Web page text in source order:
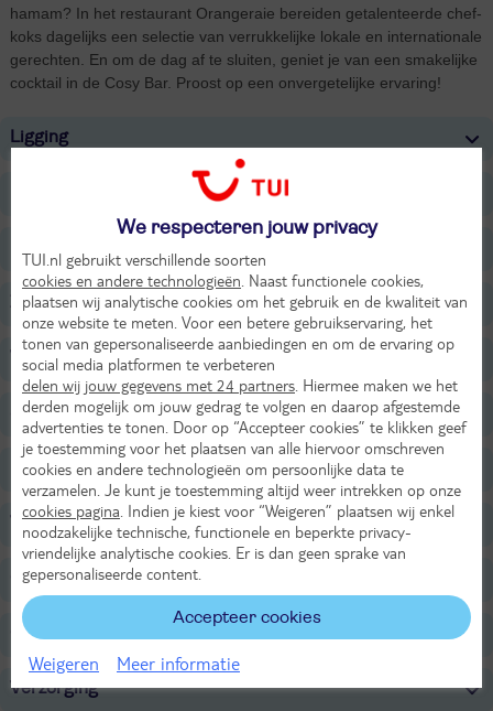
hamam? In het restaurant Orangeraie bereiden getalenteerde chef-
koks dagelijks een selectie van verrukkelijke lokale en internationale
gerechten. En om de dag af te sluiten, geniet je van een smakelijke
cocktail in de Cosy Bar. Proost op een onvergetelijke ervaring!
Ligging
Zwembaden
Wellness
Sport & Activiteiten
Entertainment
Voor de kinderen
Onafhankelijk duurzaamheidslabel
Overige informatie
Verzorging
We respecteren jouw privacy
TUI.nl gebruikt verschillende soorten
cookies en andere technologieën . Naast functionele cookies,
plaatsen wij analytische cookies om het gebruik en de kwaliteit van
onze website te meten. Voor een betere gebruikservaring, het
tonen van gepersonaliseerde aanbiedingen en om de ervaring op
social media platformen te verbeteren
delen wij jouw gegevens met 24 partners . Hiermee maken we het
derden mogelijk om jouw gedrag te volgen en daarop afgestemde
advertenties te tonen. Door op “Accepteer cookies” te klikken geef
je toestemming voor het plaatsen van alle hiervoor omschreven
cookies en andere technologieën om persoonlijke data te
verzamelen. Je kunt je toestemming altijd weer intrekken op onze
cookies pagina . Indien je kiest voor “Weigeren” plaatsen wij enkel
noodzakelijke technische, functionele en beperkte privacy-
vriendelijke analytische cookies. Er is dan geen sprake van
gepersonaliseerde content.
Accepteer cookies
Weigeren Meer informatie